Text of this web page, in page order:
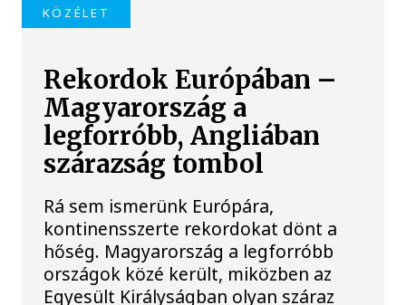
KÖZÉLET
Rekordok Európában –
Magyarország a
legforróbb, Angliában
szárazság tombol
Rá sem ismerünk Európára,
kontinensszerte rekordokat dönt a
hőség. Magyarország a legforróbb
országok közé került, miközben az
Egyesült Királyságban olyan száraz